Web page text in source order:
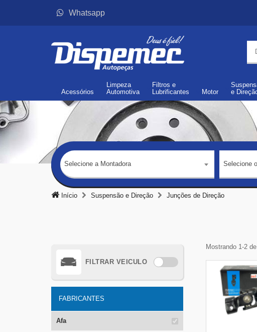
Whatsapp
Acessórios
Limpeza
Automotiva
Filtros e
Lubrificantes
Motor
e
Selecione a Montadora Selecione
Início Suspensão e Direção Junções de Direção
FILTRAR VEICULO
FABRICANTES
Afa
Mostrando 1-2